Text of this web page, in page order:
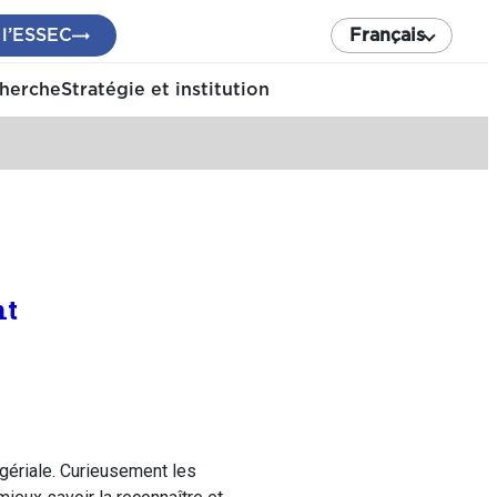
Français
Stratégie et institution
Curieusement les